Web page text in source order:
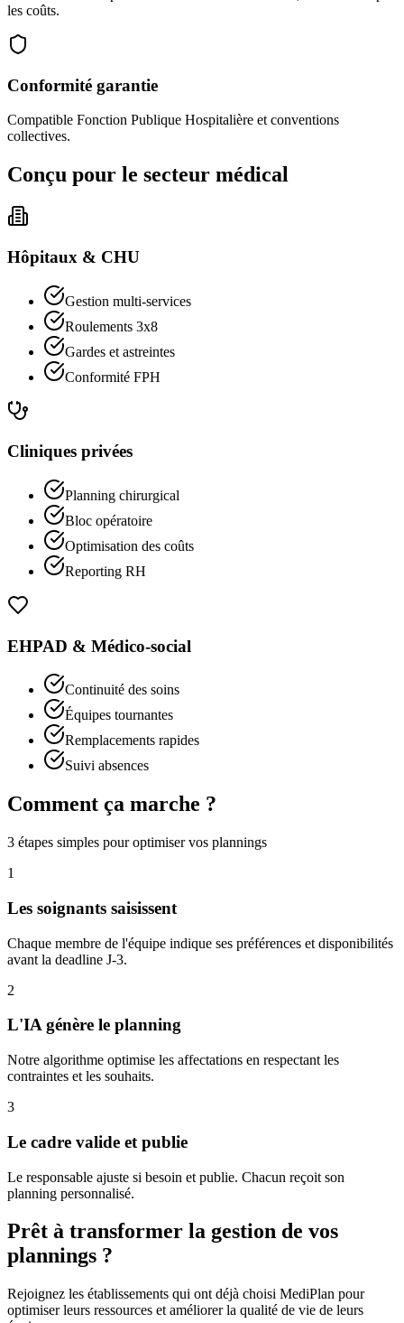
les coûts.
Conformité garantie
Compatible Fonction Publique Hospitalière et conventions
collectives.
Conçu pour le secteur médical
Hôpitaux & CHU
Gestion multi-services
Roulements 3x8
Gardes et astreintes
Conformité FPH
Cliniques privées
Planning chirurgical
Bloc opératoire
Optimisation des coûts
Reporting RH
EHPAD & Médico-social
Continuité des soins
Équipes tournantes
Remplacements rapides
Suivi absences
Comment ça marche ?
3 étapes simples pour optimiser vos plannings
1
Les soignants saisissent
Chaque membre de l'équipe indique ses préférences et disponibilités
avant la deadline J-3.
2
L'IA génère le planning
Notre algorithme optimise les affectations en respectant les
contraintes et les souhaits.
3
Le cadre valide et publie
Le responsable ajuste si besoin et publie. Chacun reçoit son
planning personnalisé.
Prêt à transformer la gestion de vos
plannings ?
Rejoignez les établissements qui ont déjà choisi MediPlan pour
optimiser leurs ressources et améliorer la qualité de vie de leurs